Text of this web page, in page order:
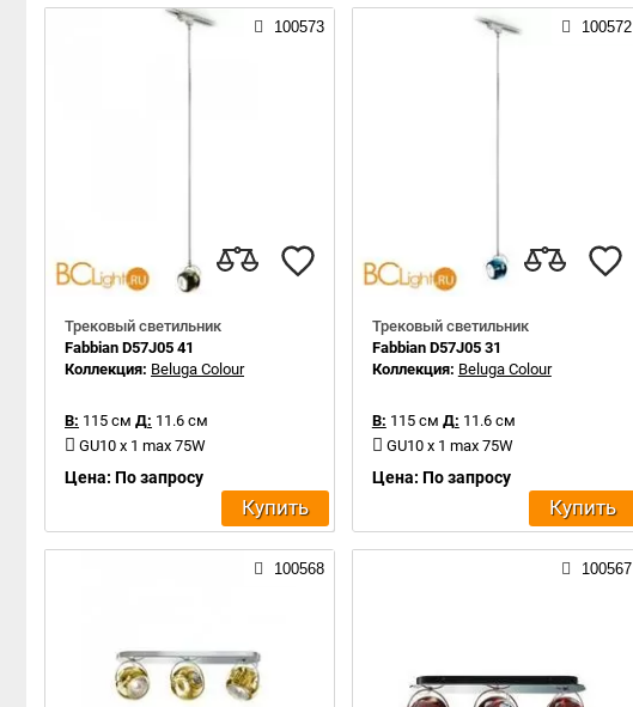
100573
Трековый светильник
Fabbian D57J05 41
Коллекция: Beluga Colour
В: 115 см Д: 11.6 см
GU10 x 1 max 75W
Цена: По запросу
Купить
100572
Трековый светильник
Fabbian D57J05 31
Коллекция: Beluga Colour
В: 115 см Д: 11.6 см
GU10 x 1 max 75W
Цена: По запросу
Купить
100568 100567